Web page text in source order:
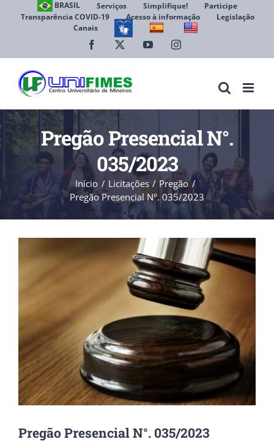
BRASIL Serviços Simplifique!
Participe
Transparência COVID-19
Acesso à informação
Legislação
Canais
Facebook YouTubeInstagram
Pregão Presencial N°.
035/2023
Início Licitações
Pregão
Pregão Presencial N°. 035/2023
Larger
Image
Pregão Presencial N°. 035/2023